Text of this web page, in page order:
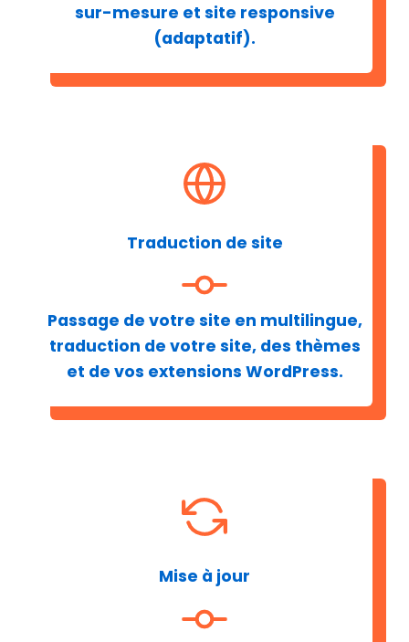
sur-mesure et site responsive
(adaptatif).
Traduction de site
Passage de votre site en multilingue,
traduction de votre site, des thèmes
et de vos extensions WordPress.
Mise à jour